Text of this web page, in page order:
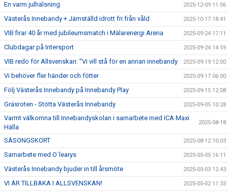
En varm julhälsning 2025-12-09 11:06
Västerås Innebandy + Jämställd idrott fri från våld 2025-10-17 18:41
VIB firar 40 år med jubileumsmatch i Mälarenergi Arena 2025-09-24 17:11
Clubdagar på Intersport 2025-09-24 14:59
VIB redo för Allsvenskan: ”Vi vill stå för en annan innebandy 2025-09-19 12:00
Vi behöver fler händer och fötter 2025-09-17 06:00
Följ Västerås Innebandy på Innebandy Play 2025-09-15 12:08
Gräsroten - Stötta Västerås Innebandy 2025-09-05 10:28
Varmt välkomna till Innebandyskolan i samarbete med ICA Maxi
Hälla
2025-08-18
SÄSONGSKORT 2025-08-12 10:03
Samarbete med O´learys 2025-05-05 16:11
Västerås Innebandy bjuder in till årsmöte 2025-05-03 12:43
VI ÄR TILLBAKA I ALLSVENSKAN! 2025-05-02 11:33